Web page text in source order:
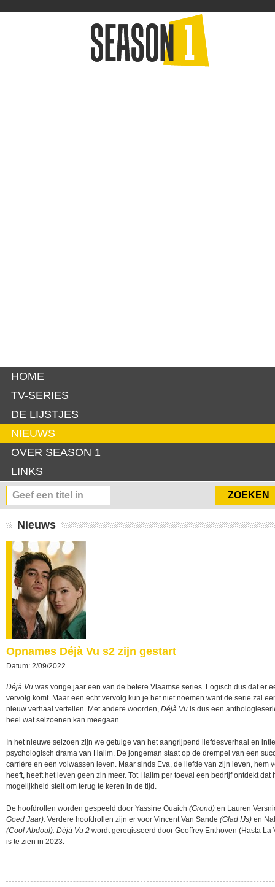
HOME
TV-SERIES
DE LIJSTJES
NIEUWS
OVER SEASON 1
LINKS
Nieuws
Opnames Déjà Vu s2 zijn gestart
Datum: 2/09/2022
Déjà Vu was vorige jaar een van de betere Vlaamse series. Logisch dus dat er
vervolg komt. Maar een echt vervolg kun je het niet noemen want de serie zal
nieuw verhaal vertellen. Met andere woorden, Déjà Vu is dus een
heel wat seizoenen kan meegaan.
In het nieuwe seizoen zijn we getuige van het aangrijpend liefdesverhaal en
psychologisch drama van Halim. De jongeman staat op de drempel van een
carrière en een volwassen leven. Maar sinds Eva, de liefde van zijn leven, hem
heeft, heeft het leven geen zin meer. Tot Halim per toeval een bedrijf ontdekt dat
mogelijkheid stelt om terug te keren in de tijd.
De hoofdrollen worden gespeeld door Yassine Ouaich (Grond) en Lauren
Goed Jaar). Verdere hoofdrollen zijn er voor Vincent Van Sande (Glad IJs) en
(Cool Abdoul). Déjà Vu 2 wordt geregisseerd door Geoffrey Enthoven (Hasta La
is te zien in 2023.